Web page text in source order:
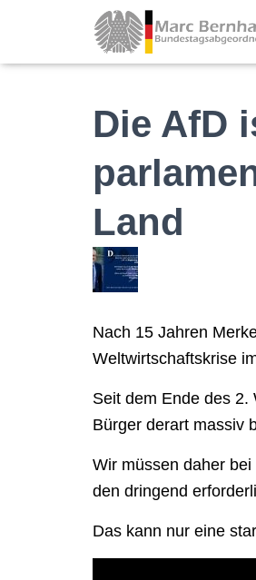
Die AfD
Land
Nach 15 Jahren
Weltwirtschaftskrise
Seit dem Ende des
Bürger derart massiv
Wir müssen daher
den dringend
Das kann nur eine